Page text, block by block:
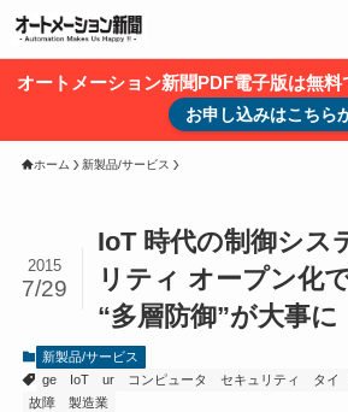
オートメーション新聞PDF電子版は無
お申し込みはこちら
ホーム 新製品/サービス
IoT 時代の制御シス
リティ オープン化
“多層防御”が大事に
2015
7/29
新製品/サービス
ge
IoT ur コンピュータ セキュリティ タイ
故障
製造業